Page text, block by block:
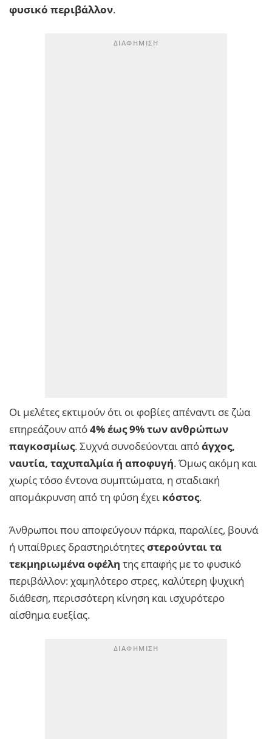
φυσικό περιβάλλον.
Οι μελέτες εκτιμούν ότι οι φοβίες απέναντι σε ζώα
επηρεάζουν από4% έως 9% των ανθρώπων
παγκοσμίως. Συχνά συνοδεύονται απόάγχος,
ναυτία, ταχυπαλμία ή αποφυγή. Όμως ακόμη και
χωρίς τόσο έντονα συμπτώματα, η σταδιακή
απομάκρυνση από τη φύση έχει κόστος.
Άνθρωποι που αποφεύγουν πάρκα, παραλίες, βουνά
ή υπαίθριες δραστηριότητεςστερούνται τα
τεκμηριωμένα οφέλη της επαφής με το φυσικό
περιβάλλον: χαμηλότερο στρες, καλύτερη ψυχική
διάθεση, περισσότερη κίνηση και ισχυρότερο
αίσθημα ευεξίας.